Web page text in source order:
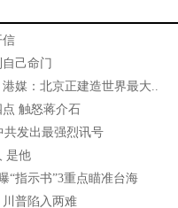
信
己命门
媒：北京正建造世界最大..
触怒蒋介石
共发出最强烈讯号
是他
“指示书”3重点瞄准台海
普陷入两难